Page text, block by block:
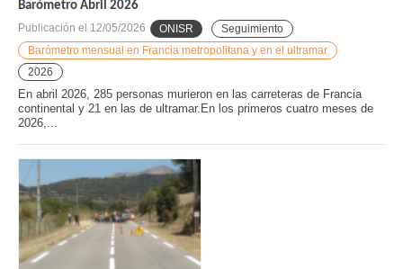
Barómetro Abril 2026
Publicación el 12/05/2026 ONISR
Seguimiento
Barómetro mensual en Francia metropolitana y en el ultramar
2026
En abril 2026, 285 personas murieron en las carreteras de Francia
continental y 21 en las de ultramar.En los primeros cuatro meses de
2026,...